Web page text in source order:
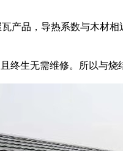
产品，导热系数与木材
终生无需维修。所以与烧